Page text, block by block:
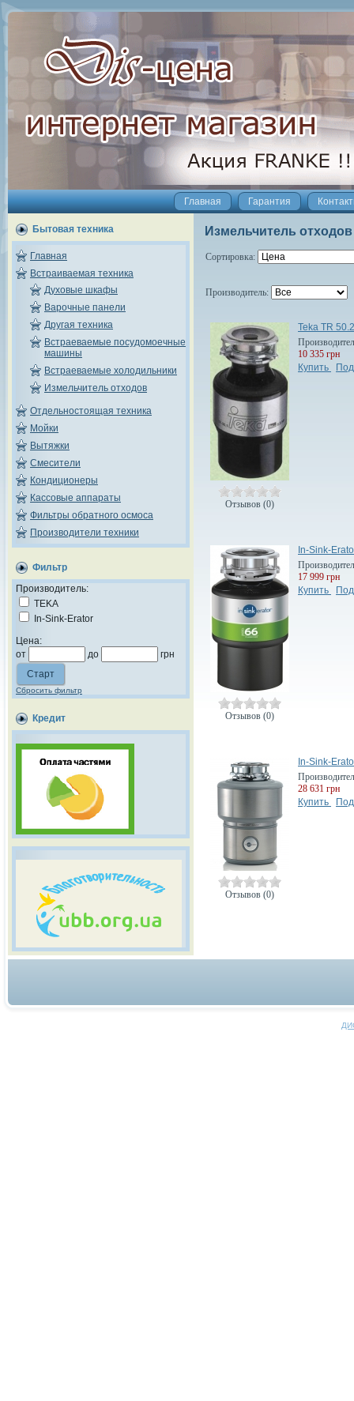
Главная Гарантия
Бытовая техника
Главная
Встраиваемая техника
Духовые шкафы
Варочные панели
Другая техника
Встраеваемые посудомоечные
машины
Встраеваемые холодильники
Измельчитель отходов
Отдельностоящая техника
Мойки
Вытяжки
Смесители
Кондиционеры
Кассовые аппараты
Фильтры обратного осмоса
Производители техники
Фильтр
Производитель:
TEKA
In-Sink-Erator
Цена:
от
до грн
Сбросить фильтр
Кредит
Измельчитель отходов
Сортировка:
Производитель:
Отзывов (0)
Teka TR 50.2
10 335 грн
Купить
Отзывов (0)
In-Sink-
17 999 грн
Купить
Отзывов (0)
In-Sink-
28 631 грн
Купить